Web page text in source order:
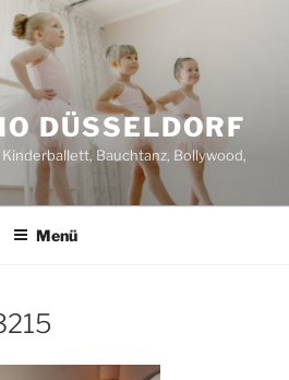
DÜSSELDORF
Bauchtanz, Bollywood,
Menü